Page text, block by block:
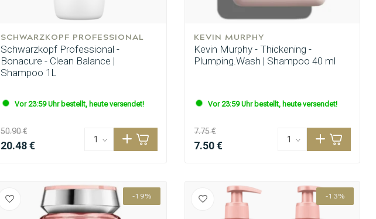
SCHWARZKOPF PROFESSIONAL
Schwarzkopf Professional -
Bonacure - Clean Balance |
Shampoo 1L
Vor 23:59 Uhr bestellt, heute versendet!
50.90 €
20.48 €
KEVIN MURPHY
Kevin Murphy - Thickening -
Plumping.Wash | Shampoo 40 ml
Vor 23:59 Uhr bestellt, heute versendet!
7.75 €
7.50 €
-19% -13%